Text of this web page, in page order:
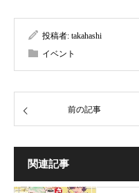
投稿者: takahashi
イベント
前の記事
関連記事